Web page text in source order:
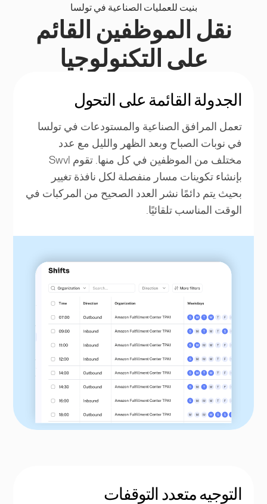
بنيت للعمليات الصناعية في تولسا
نقل الموظفين القائم
على التكنولوجيا
الجدولة القائمة على التحول
تعمل المرافق الصناعية والمستودعات في تولسا
في نوبات الصباح وبعد الظهر والليل مع عدد
مختلف من الموظفين في كل منها. تقوم Swvl
بإنشاء تكوينات مسار منفصلة لكل نافذة تغيير
بحيث يتم دائمًا نشر العدد الصحيح من المركبات في
الوقت المناسب تلقائيًا.
التوجيه متعدد التوقفات